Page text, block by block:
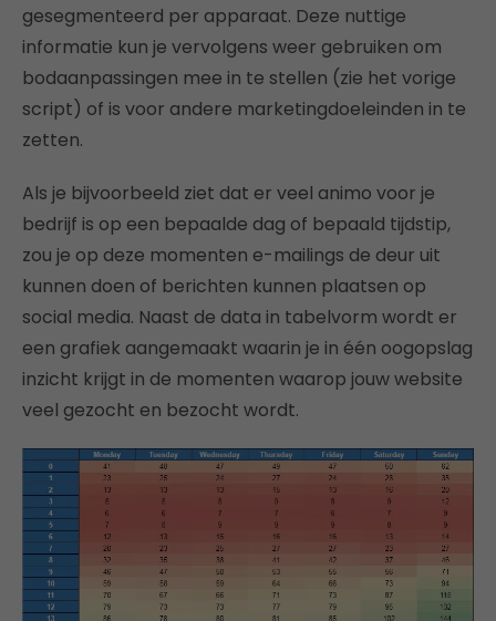
gesegmenteerd per apparaat. Deze nuttige
informatie kun je vervolgens weer gebruiken om
bodaanpassingen mee in te stellen (zie het vorige
script) of is voor andere marketingdoeleinden in te
zetten.
Als je bijvoorbeeld ziet dat er veel animo voor je
bedrijf is op een bepaalde dag of bepaald tijdstip,
zou je op deze momenten e-mailings de deur uit
kunnen doen of berichten kunnen plaatsen op
social media. Naast de data in tabelvorm wordt er
een grafiek aangemaakt waarin je in één oogopslag
inzicht krijgt in de momenten waarop jouw website
veel gezocht en bezocht wordt.